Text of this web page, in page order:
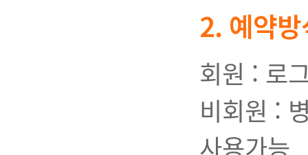
2. 예약
회원 : 로
비회원 :
사용가능